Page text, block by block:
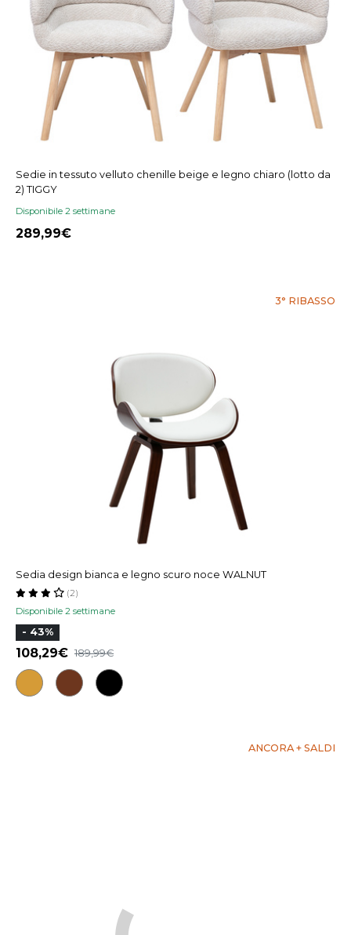
Sedie in tessuto velluto chenille beige e legno chiaro (lotto da
2) TIGGY
Disponibile 2 settimane
289,99
3° RIBASSO
Sedia design bianca e legno scuro noce WALNUT
Disponibile 2 settimane
(2)
- 43%
108,29 189,99
ANCORA + SALDI